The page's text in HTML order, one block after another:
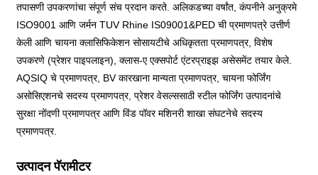
तपासणी उपकरणांचा संपूर्ण संच प्रदान करते. अलिकडच्या वर्षांत, कंपनीने अनुक्रमे
ISO9001 आणि जर्मन TUV Rhine IS09001&PED ची प्रमाणपत्रे उत्तीर्ण
केली आणि चायना क्लासिफिकेशन सोसायटीचे अधिकृतता प्रमाणपत्र, विशेष
उपकरणे (प्रेशर पाइपलाइन), क्लास-ए एक्सपोर्ट एंटरप्राइझ असेसमेंट तयार केले.
AQSIQ चे प्रमाणपत्र, BV कारखाना मान्यता प्रमाणपत्र, चायना फोर्जिंग
असोसिएशनचे सदस्य प्रमाणपत्र, प्रेशर वेसल्ससाठी स्टील फोर्जिंग उत्पादनांचे
सुरक्षा नोंदणी प्रमाणपत्र आणि विंड पॉवर मशिनरी शाखा संघटनेचे सदस्य
प्रमाणपत्र.
उत्पादन पॅरामीटर